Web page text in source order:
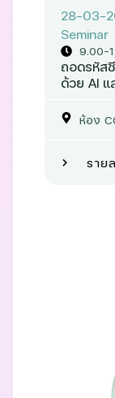
28-03-
Seminar
9.00-
ถอดรหัส
ด้วย AI แ
ห้อง
ราย